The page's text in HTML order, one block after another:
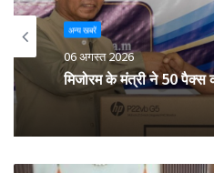
अन्य खबरें
06 अगस्त 2026
मिजोरम के मंत्री ने 50 पैक्स